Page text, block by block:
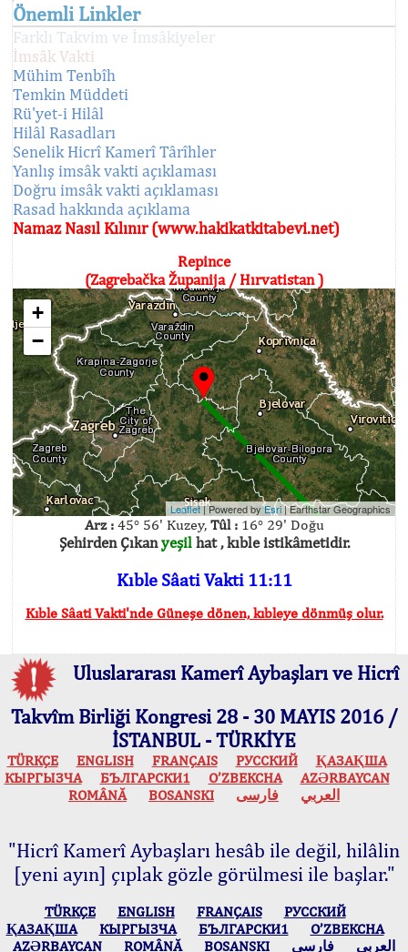
Önemli Linkler
Farklı Takvim ve İmsâkiyeler
İmsâk Vakti
Mühim Tenbîh
Temkin Müddeti
Rü'yet-i Hilâl
Hilâl Rasadları
Senelik Hicrî Kamerî Târîhler
Yanlış imsâk vakti açıklaması
Doğru imsâk vakti açıklaması
Rasad hakkında açıklama
Namaz Nasıl Kılınır (www.hakikatkitabevi.net)
Repince
(Zagrebačka Županija / Hırvatistan )
+
−
Leaflet| Powered byEsri|Earthstar Geographics
Arz :45° 56' Kuzey, Tûl :16° 29' Doğu
Şehirden Çıkanyeşilhat , kıble istikâmetidir.
Kıble Sâati Vakti 11:11
Kıble Sâati Vakti'nde Güneşe dönen, kıbleye dönmüş olur.
Uluslararası Kamerî Aybaşları ve Hicrî
Takvîm Birliği Kongresi 28 - 30 MAYIS 2016 /
İSTANBUL - TÜRKİYE
TÜRKÇE ENGLISH FRANÇAIS РУССКИЙ
ҚАЗАҚША
КЫPГЫЗЧA
БЪЛГАРСКИ1 O’ZBEKCHA
AZӘRBAYCAN
ROMÂNĂ
BOSANSKI العربي فارسی
"Hicrî Kamerî Aybaşları hesâb ile değil, hilâlin
[yeni ayın] çıplak gözle görülmesi ile başlar."
TÜRKÇE ENGLISH FRANÇAIS
РУССКИЙ
ҚАЗАҚША
КЫPГЫЗЧA БЪЛГАРСКИ1
O’ZBEKCHA
AZӘRBAYCAN
ROMÂNĂ BOSANSKI العربي فارسی